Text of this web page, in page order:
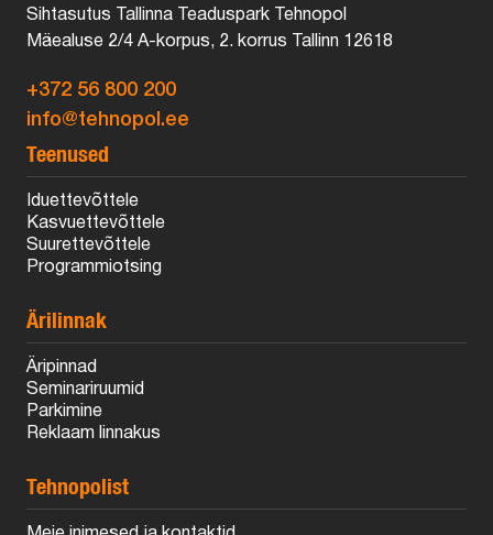
Sihtasutus Tallinna Teaduspark Tehnopol
Mäealuse 2/4 A-korpus, 2. korrus Tallinn 12618
+372 56 800 200
info@tehnopol.ee
Teenused
Iduettevõttele
Kasvuettevõttele
Suurettevõttele
Programmiotsing
Ärilinnak
Äripinnad
Seminariruumid
Parkimine
Reklaam linnakus
Tehnopolist